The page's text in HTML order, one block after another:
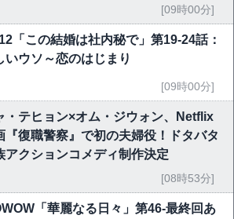
[09時00分]
「この結婚は社内秘で」第19-24話：
いウソ～恋のはじまり
[09時00分]
・テヒョン×オム・ジウォン、Netflix
『復職警察』で初の夫婦役！ドタバタ
アクションコメディ制作決定
[08時53分]
「華麗なる日々」第46-最終回あ